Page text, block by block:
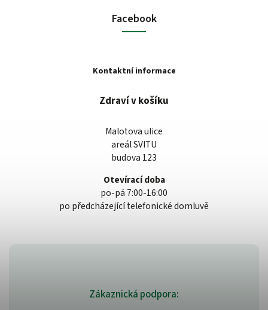
Zákaznická podpora:
Facebook
Kontaktní informace
Zdraví v košíku
Malotova ulice
areál SVITU
budova 123
Otevírací doba
po-pá 7:00-16:00
po předcházející telefonické domluvě